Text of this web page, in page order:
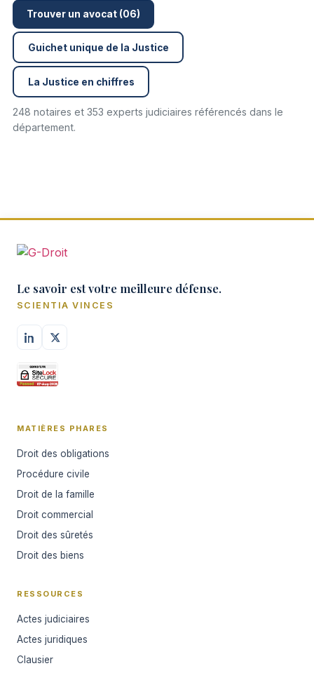
Trouver un avocat (06)
Guichet unique de la Justice
La Justice en chiffres
248 notaires et 353 experts judiciaires référencés dans le
département.
Le savoir est votre meilleure défense.
SCIENTIA VINCES
MATIÈRES PHARES
Droit des obligations
Procédure civile
Droit de la famille
Droit commercial
Droit des sûretés
Droit des biens
RESSOURCES
Actes judiciaires
Actes juridiques
Clausier